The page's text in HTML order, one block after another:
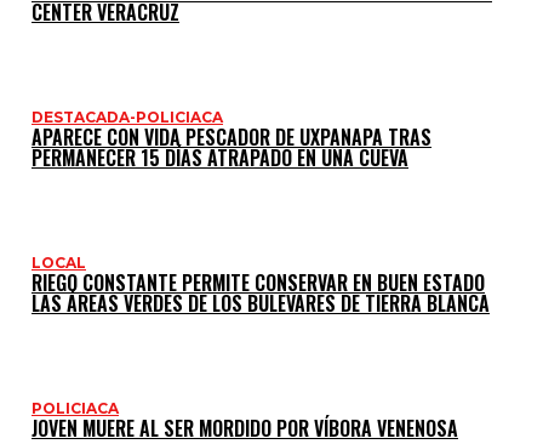
CENTER VERACRUZ
DESTACADA-POLICIACA
APARECE CON VIDA PESCADOR DE UXPANAPA TRAS
PERMANECER 15 DÍAS ATRAPADO EN UNA CUEVA
LOCAL
RIEGO CONSTANTE PERMITE CONSERVAR EN BUEN ESTADO
LAS ÁREAS VERDES DE LOS BULEVARES DE TIERRA BLANCA
POLICIACA
JOVEN MUERE AL SER MORDIDO POR VÍBORA VENENOSA